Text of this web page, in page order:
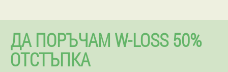
ДА ПОРЪЧАМ W-LOSS 50%
ОТСТЪПКА